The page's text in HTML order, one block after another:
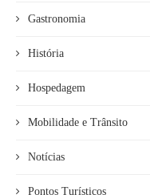
Gastronomia
História
Hospedagem
Mobilidade e Trânsito
Notícias
Pontos Turísticos